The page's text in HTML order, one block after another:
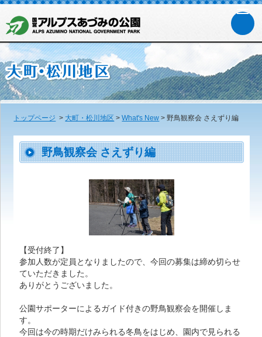
トップページ > 大町・松川地区 > What's New > 野鳥観察会 さえずり編
野鳥観察会 さえずり編
【受付終了】
参加人数が定員となりましたので、今回の募集は締め切らせ
ていただきました。
ありがとうございました。
公園サポーターによるガイド付きの野鳥観察会を開催しま
す。
今回は今の時期だけみられる冬鳥をはじめ、園内で見られる